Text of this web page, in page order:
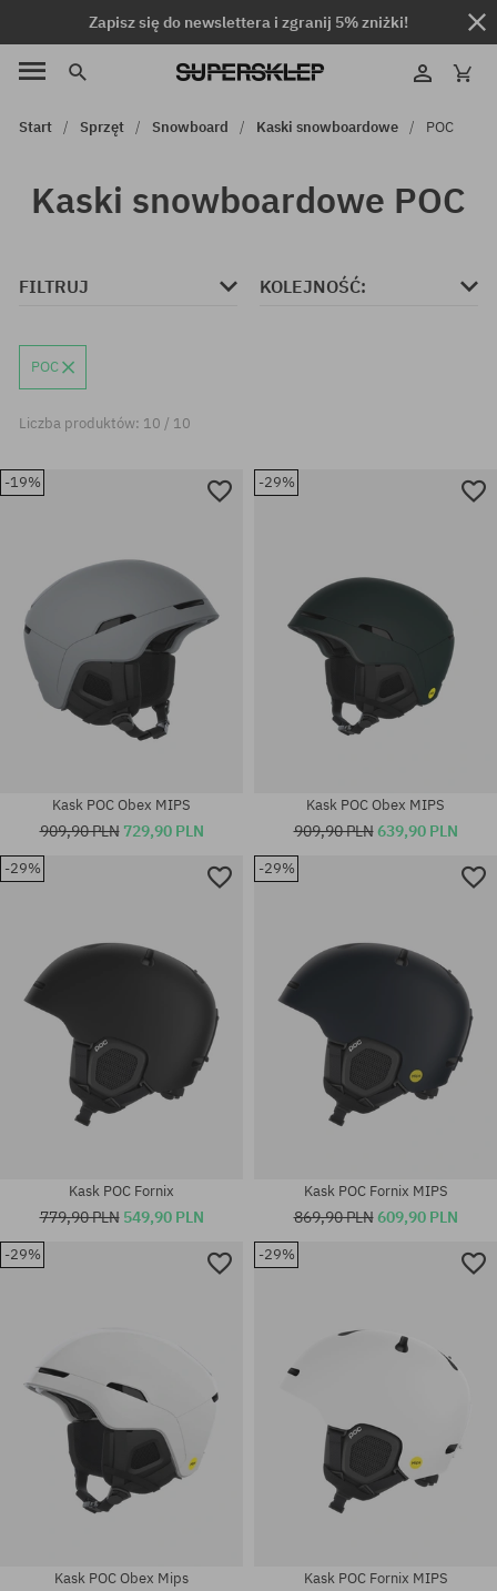
Zapisz się do newslettera i zgranij 5% zniżki!
Start Sprzęt Snowboard Kaski snowboardowe POC
Kaski snowboardowe POC
FILTRUJ KOLEJNOŚĆ:
POC
Liczba produktów: 10 / 10
-19%
Kask POC Obex MIPS
909,90 PLN 729,90 PLN
-29%
Kask POC Obex MIPS
909,90 PLN639,90 PLN
-29%
Kask POC Fornix
779,90 PLN 549,90 PLN
-29%
Kask POC Fornix MIPS
869,90 PLN609,90 PLN
-29%
Kask POC Obex Mips
-29%
Kask POC Fornix MIPS